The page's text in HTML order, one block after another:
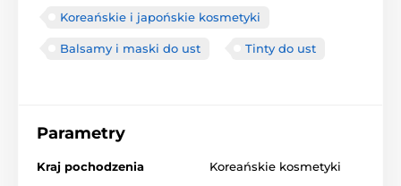
Koreańskie i japońskie kosmetyki
Balsamy i maski do ust Tinty do ust
Parametry
Kraj pochodzenia Koreańskie kosmetyki